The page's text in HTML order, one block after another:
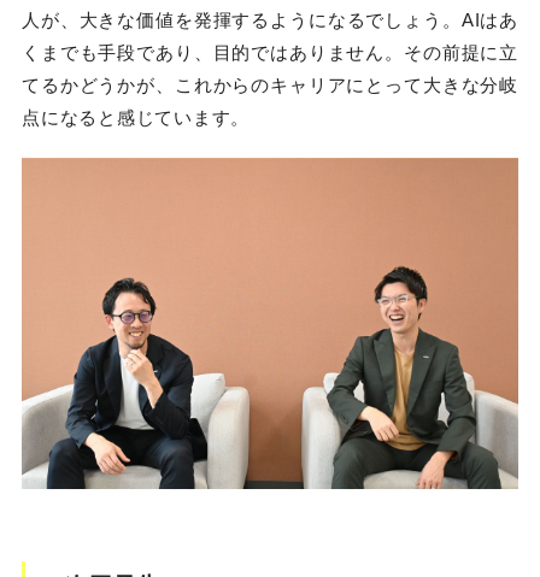
人が、大きな価値を発揮するようになるでしょう。AIはあ
くまでも手段であり、目的ではありません。その前提に立
てるかどうかが、これからのキャリアにとって大きな分岐
点になると感じています。